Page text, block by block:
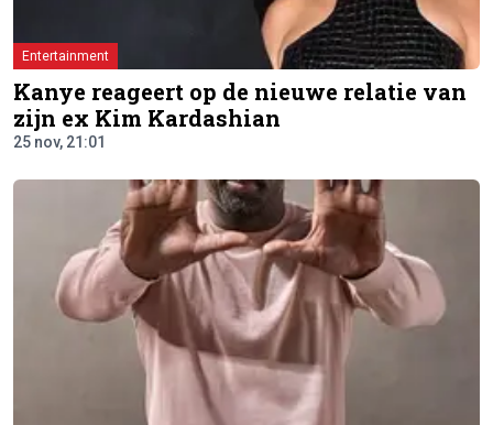
Entertainment
Kanye reageert op de nieuwe relatie van
zijn ex Kim Kardashian
25 nov, 21:01